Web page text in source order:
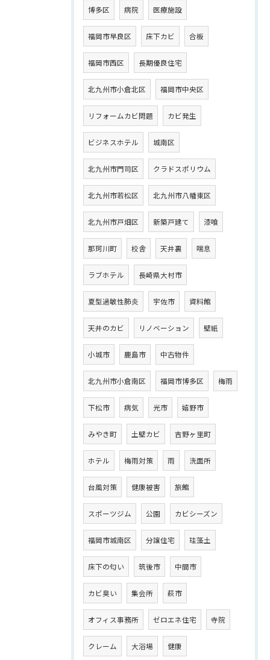
博多区 病院 医療施設
福岡市早良区 床下カビ 合板
福岡市西区 長期優良住宅
北九州市小倉北区 福岡市中央区
リフォームカビ問題 カビ発生
ビジネスホテル 城南区
北九州市門司区 クラドスポリウム
北九州市若松区 北九州市八幡東区
北九州市戸畑区 新築戸建て 漆喰
那珂川町 校舎 天井裏 喘息
ラブホテル 長崎県大村市
夏型過敏性肺炎 宇佐市 資料館
天井のカビ リノベーション 壁紙
小城市 鹿島市 中古物件
北九州市小倉南区 福岡市博多区 梅雨
下松市 病気 光市 嬉野市
みやき町 土壁カビ 吉野ヶ里町
ホテル 梅雨対策 雨 洗面所
台風対策 健康被害 旅館
スポーツジム 公園 カビシーズン
福岡市城南区 分譲住宅 珪藻土
床下の匂い 筑後市 中間市
カビ臭い 集会所 萩市
オフィス事務所 ゼロエネ住宅 寺院
クレーム 大浴場 健康